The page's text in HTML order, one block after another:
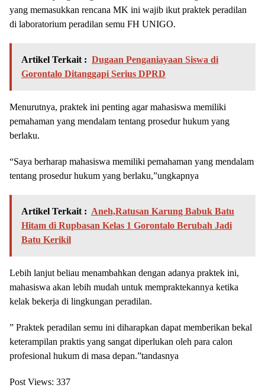
yang memasukkan rencana MK ini wajib ikut praktek peradilan
di laboratorium peradilan semu FH UNIGO.
Artikel Terkait : Dugaan Penganiayaan Siswa di
Gorontalo Ditanggapi Serius DPRD
Menurutnya, praktek ini penting agar mahasiswa memiliki
pemahaman yang mendalam tentang prosedur hukum yang
berlaku.
“Saya berharap mahasiswa memiliki pemahaman yang mendalam
tentang prosedur hukum yang berlaku,”ungkapnya
Artikel Terkait : Aneh,Ratusan Karung Babuk Batu
Hitam di Rupbasan Kelas 1 Gorontalo Berubah Jadi
Batu Kerikil
Lebih lanjut beliau menambahkan dengan adanya praktek ini,
mahasiswa akan lebih mudah untuk mempraktekannya ketika
kelak bekerja di lingkungan peradilan.
” Praktek peradilan semu ini diharapkan dapat memberikan bekal
keterampilan praktis yang sangat diperlukan oleh para calon
profesional hukum di masa depan.”tandasnya
Post Views: 337